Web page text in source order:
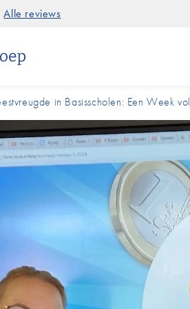
Alle reviews
in Basisscholen: Een Week